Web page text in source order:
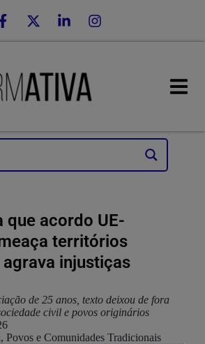
que acordo UE-
territórios
injustiças
de 25 anos, texto deixou de fora
civil e povos originários
, Povos e Comunidades Tradicionais